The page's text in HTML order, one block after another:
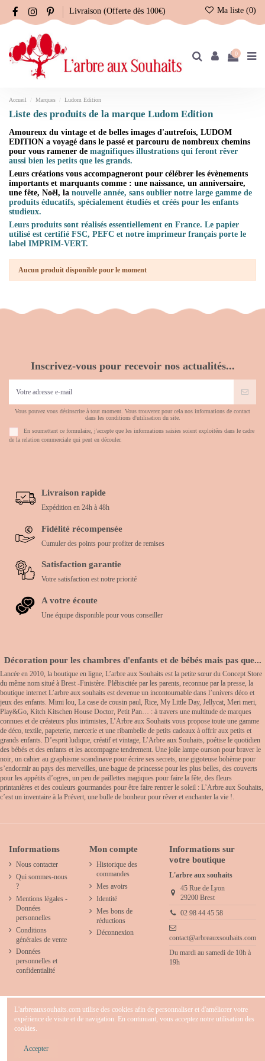
Livraison (Offerte dès 100€) Ma liste (0)
0
Accueil Marques Ludom Edition
Liste des produits de la marque Ludom Edition
Amoureux du vintage et de belles images d'autrefois, LUDOM
EDITION a voyagé dans le passé et parcouru de nombreux chemins
pour vous ramener de magnifiques illustrations qui feront rêver
aussi bien les petits que les grands.
Leurs créations vous accompagneront pour célébrer les évènements
importants et marquants comme : une naissance, un anniversaire,
une fête, Noël, la nouvelle année, sans oublier notre large gamme de
produits éducatifs, spécialement étudiés et créés pour les enfants
studieux.
Leurs produits sont réalisés essentiellement en France. Le papier
utilisé est certifié FSC, PEFC et notre imprimeur français porte le
label IMPRIM-VERT.
Aucun produit disponible pour le moment
Inscrivez-vous pour recevoir nos actualités...
Vous pouvez vous désinscrire à tout moment. Vous trouverez pour cela nos informations de contact
dans les conditions d'utilisation du site.
En soumettant ce formulaire, j'accepte que les informations saisies soient exploitées dans le cadre
de la relation commerciale qui peut en découler.
Livraison rapide
Expédition en 24h à 48h
Fidélité récompensée
Cumuler des points pour profiter de remises
Satisfaction garantie
Votre satisfaction est notre priorité
A votre écoute
Une équipe disponible pour vous conseiller
Décoration pour les chambres d'enfants et de bébés mais pas que...
Lancée en 2010, la boutique en ligne, L’arbre aux Souhaits est la petite sœur du Concept Store
du même nom situé à Brest -Finistère. Plébiscitée par les parents, reconnue par la presse, la
boutique internet L’arbre aux souhaits est devenue un incontournable dans l’univers déco et
jeux des enfants. Mimi lou, La case de cousin paul, Rice, My Little Day, Jellycat, Meri meri,
Play&Go, Kitch Kitschen House Doctor, Petit Pan… : à travers une multitude de marques
connues et de créateurs plus intimistes, L’Arbre aux Souhaits vous propose toute une gamme
de déco, textile, papeterie, mercerie et une ribambelle de petits cadeaux à offrir aux petits et
grands enfants. D’esprit ludique, créatif et vintage, L’Arbre aux Souhaits, poétise le quotidien
des bébés et des enfants et les accompagne tendrement. Une jolie lampe ourson pour braver le
noir, un cahier au graphisme scandinave pour écrire ses secrets, une gigoteuse bohème pour
s’endormir au pays des merveilles, une bague de princesse pour les plus belles, des couverts
pour les appétits d’ogres, un peu de paillettes magiques pour faire la fête, des fleurs
printanières et des couleurs gourmandes pour être faire rentrer le soleil : L’Arbre aux Souhaits,
c’est un inventaire à la Prévert, une bulle de bonheur pour rêver et enchanter la vie !.
Informations
Nous contacter
Qui sommes-nous
?
Mentions légales -
Données
personnelles
Conditions
générales de vente
Données
personnelles et
confidentialité
Mon compte
Historique des
commandes
Mes avoirs
Identité
Mes bons de
réductions
Déconnexion
Informations sur
votre boutique
L'arbre aux souhaits
45 Rue de Lyon
29200 Brest
02 98 44 45 58
contact@arbreauxsouhaits.com
Du mardi au samedi de 10h à
19h
L'arbreauxsouhaits.com utilise des cookies afin de personnaliser et d'améliorer votre
expérience de visite et de navigation. En continuant, vous acceptez notre utilisation des
cookies.
Accepter